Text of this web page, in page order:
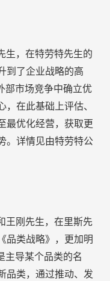
生，在特劳特先生的
到了企业战略的高
部市场竞争中确立优
，在此基础上评估、
最优化经营，获取更
。详情见由特劳特公
王刚先生，在里斯先
品类战略》，更加明
主导某个品类的名
品类，通过推动、发